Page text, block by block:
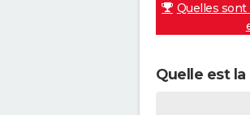
Quelles sont
Quelle est